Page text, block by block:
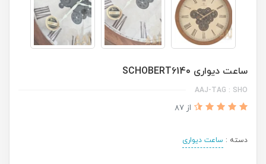
ساعت دیواری SCHOBERT6140
AAJ-TAG : SHO
از 87
دسته : ساعت دیواری